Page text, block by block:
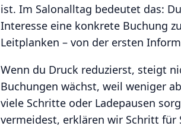
ist. Im Salonalltag bedeutet das:
Interesse eine konkrete Buchung
Leitplanken – von der ersten
Wenn du Druck reduzierst, steigt
Buchungen wächst, weil weniger
viele Schritte oder Ladepausen
vermeidest, erklären wir Schritt